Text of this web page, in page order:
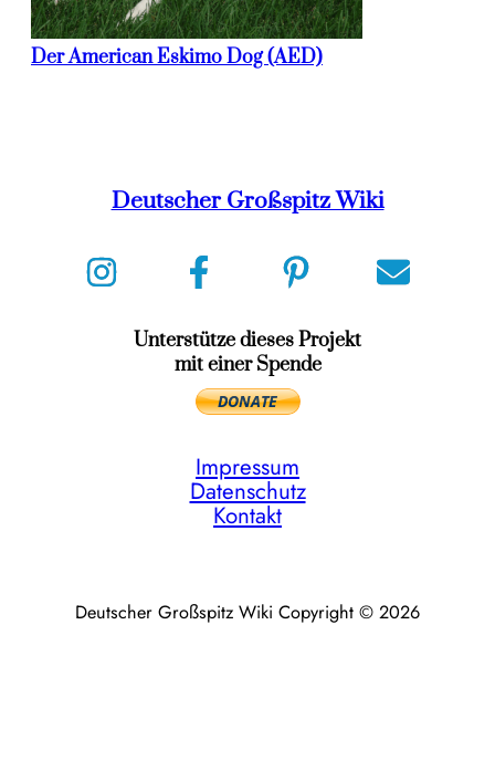
Der American Eskimo Dog (AED)
Deutscher Großspitz Wiki
Unterstütze dieses Projekt
mit einer Spende
Impressum
Datenschutz
Kontakt
Deutscher Großspitz Wiki Copyright © 2026